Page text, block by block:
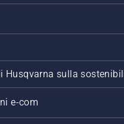
Husqvarna sulla
e-com